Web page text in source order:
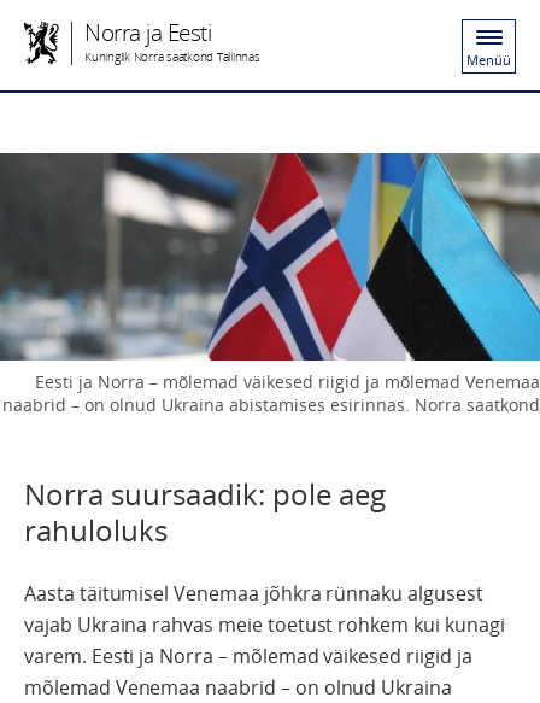
Norra ja Eesti
Kuninglik Norra saatkond Tallinnas Menüü
Eesti ja Norra – mõlemad väikesed riigid ja mõlemad Venemaa
naabrid – on olnud Ukraina abistamises esirinnas. Norra saatkond
Norra suursaadik: pole aeg
rahuloluks
Aasta täitumisel Venemaa jõhkra rünnaku algusest
vajab Ukraina rahvas meie toetust rohkem kui kunagi
varem. Eesti ja Norra – mõlemad väikesed riigid ja
mõlemad Venemaa naabrid – on olnud Ukraina